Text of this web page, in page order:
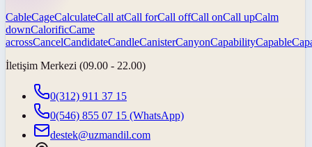
CableCageCalculateCall atCall forCall offCall onCall upCalm
downCalorificCame
acrossCancelCandidateCandleCanisterCanyonCapabilityCapable
İletişim Merkezi (09.00 - 22.00)
0(312) 911 37 15
0(546) 855 07 15 (WhatsApp)
destek@uzmandil.com